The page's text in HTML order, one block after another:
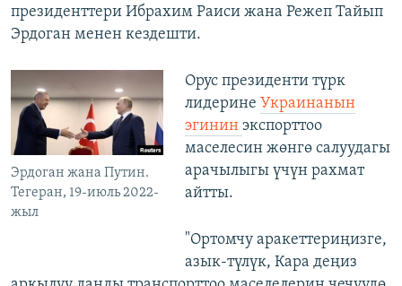
президенттери Ибрахим Раиси жана Режеп Тайып
Эрдоган менен кездешти.
Эрдоган жана Путин.
Тегеран, 19-июль 2022-
жыл
Орус президенти түрк
лидерине Украинанын
эгинин экспорттоо
маселесин жөнгө салуудагы
арачылыгы үчүн рахмат
айтты.
"Ортомчу аракеттериңизге,
азык-түлүк, Кара деңиз